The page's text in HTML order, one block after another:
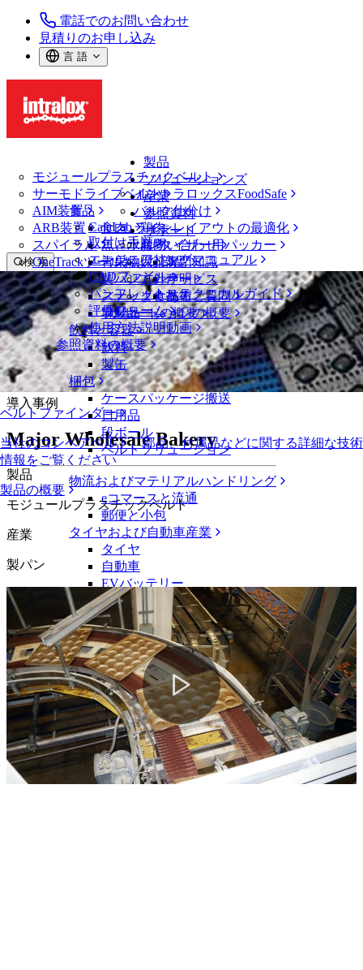
電話でのお問い合わせ
見積りのお申し込み
言 語
製品
モジュールプラスチックベルト
サーモドライブベルト
AIM装置
ARB装置
スパイラル
OneTrackツールおよび部品
ベルトファインダー
当社のコンベアベルト、部品、付属品などに関する詳細な技術
情報をご覧ください
製品の概要
ソリューションズ
イントラロックスFoodSafe
バルク仕分け
ラインレイアウトの最適化
パレタイザー用パッカー
専門知識
サービス
技術
ソリューションの概要
産業
食品
食肉、鶏肉
魚と水産物
青果物
製パン
スナック食品
乳製品
飲料と容器
飲料
製缶
梱包
ケースパッケージ搬送
日用品
段ボール
ベルトソリューション
物流およびマテリアルハンドリング
eコマースと流通
郵便と小包
タイヤおよび自動車産業
タイヤ
自動車
EVバッテリー
工業
業界の概要
参照資料
CalcLab
取付け手順
エンジニアリングマニュアル
CADファイル
パンフレット・テクニカルガイド
評価フォーム
使用方法説明動画
参照資料の概要
サポート
お問い合わせ
保証
方針声明
よくあるご質問
サポートの概要
検 索
メニューを開く
ニュース・メディア
ProTraxソリューション、手間いらず
の天板搬送を確保
導入事例
Major Wholesale Bakery
製品
モジュールプラスチックベルト
産業
製パン